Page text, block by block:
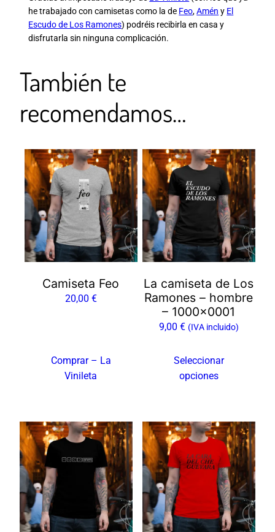
he trabajado con camisetas como la de Feo,Amén y El
Escudo de Los Ramones) podréis recibirla en casa y
disfrutarla sin ninguna complicación.
También te
recomendamos…
Camiseta Feo
20,00 €
Comprar – La
Vinileta
La camiseta de Los
Ramones – hombre
– 1000×0001
9,00 € (IVA incluido)
Seleccionar
opciones
Este
producto
tiene
múltiples
variantes.
Las
opciones
pueden
elegir
producto
Este
producto
tiene
múltiples
variantes.
Las
opciones